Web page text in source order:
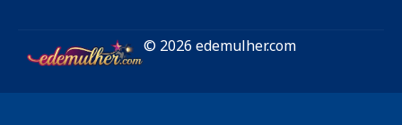
© 2026 edemulher.com